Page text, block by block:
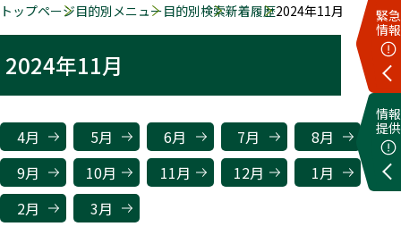
緊急
情報
情報
提供
トップページ目的別メニュー目的別検索新着履歴2024年11月
2024年11月
4月 5月 6月 7月
8月
9月
10月 11月 12月
1月
2月
3月